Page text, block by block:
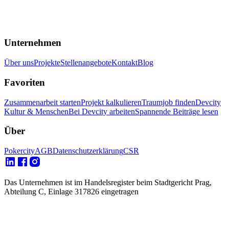
Unternehmen
Über unsProjekteStellenangeboteKontaktBlog
Favoriten
Zusammenarbeit startenProjekt kalkulierenTraumjob findenDevcity
Kultur & MenschenBei Devcity arbeitenSpannende Beiträge lesen
Über
PokercityAGBDatenschutzerklärungCSR
Das Unternehmen ist im Handelsregister beim Stadtgericht Prag,
Abteilung C, Einlage 317826 eingetragen